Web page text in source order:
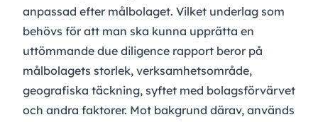
anpassad efter målbolaget. Vilket underlag som
behövs för att man ska kunna upprätta en
uttömmande due diligence rapport beror på
målbolagets storlek, verksamhetsområde,
geografiska täckning, syftet med bolagsförvärvet
och andra faktorer. Mot bakgrund därav, används